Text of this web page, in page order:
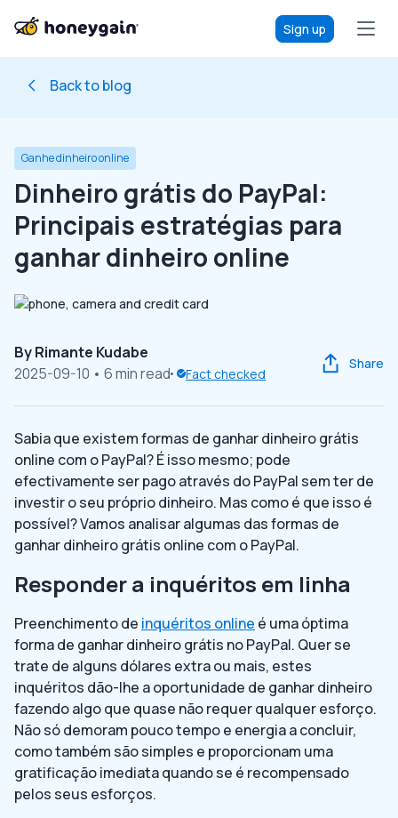
Sign up
Back to blog
Ganhe dinheiro online
Dinheiro grátis do PayPal:
Principais estratégias para
ganhar dinheiro online
ByRimante Kudabe
2025-09-10 • 6 min read Fact checked
Share
Sabia que existem formas de ganhar dinheiro grátis
online com o PayPal? É isso mesmo; pode
efectivamente ser pago através do PayPal sem ter de
investir o seu próprio dinheiro. Mas como é que isso é
possível? Vamos analisar algumas das formas de
ganhar dinheiro grátis online com o PayPal.
Responder a inquéritos em linha
Preenchimento de inquéritos online é uma óptima
forma de ganhar dinheiro grátis no PayPal. Quer se
trate de alguns dólares extra ou mais, estes
inquéritos dão-lhe a oportunidade de ganhar dinheiro
fazendo algo que quase não requer qualquer esforço.
Não só demoram pouco tempo e energia a concluir,
como também são simples e proporcionam uma
gratificação imediata quando se é recompensado
pelos seus esforços.